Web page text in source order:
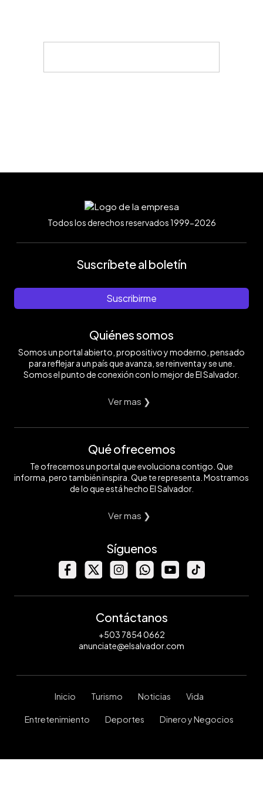
Todos los derechos reservados 1999-2026
Suscríbete al boletín
Suscribirme
Quiénes somos
Somos un portal abierto, propositivo y moderno, pensado
para reflejar a un país que avanza, se reinventa y se une.
Somos el punto de conexión con lo mejor de El Salvador.
Ver mas ❯
Qué ofrecemos
Te ofrecemos un portal que evoluciona contigo. Que
informa, pero también inspira. Que te representa. Mostramos
de lo que está hecho El Salvador.
Ver mas ❯
Síguenos
Contáctanos
+503 7854 0662
anunciate@elsalvador.com
Inicio Turismo Noticias Vida
Entretenimiento Deportes Dinero y Negocios